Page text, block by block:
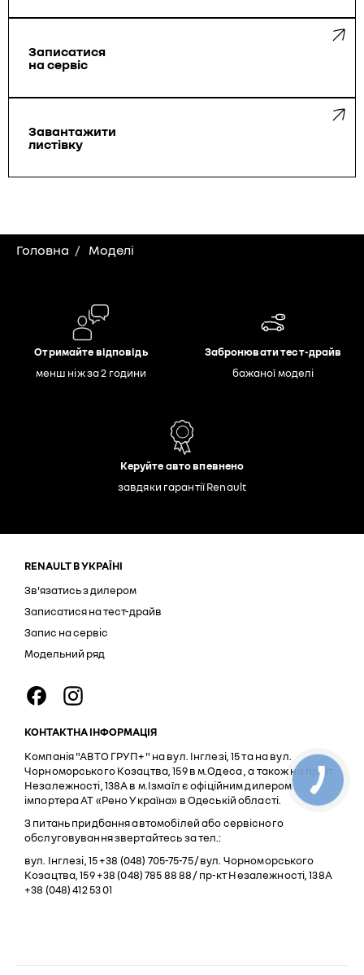
Записатися
на сервіс
Завантажити
листівку
Головна Моделі
Отримайте відповідь
менш ніж за 2 години
Забронювати тест-драйв
бажаної моделі
Керуйте авто впевнено
завдяки гарантії Renault
RENAULT В УКРАЇНІ
Зв'язатись з дилером
Записатися на тест-драйв
Запис на сервіс
Модельний ряд
КОНТАКТНА ІНФОРМАЦІЯ
Компанія "АВТО ГРУП+" на вул. Інглезі, 15 та на вул.
Чорноморського Козацтва, 159 в м.Одеса , а також на пр-кт
Незалежності, 138А в м.Ізмаїл є офіційним дилером
імпортера АТ «Рено Україна» в Одеській області.
З питань придбання автомобілей або сервісного
обслуговування звертайтесь за тел.:
вул. Інглезі, 15 +38 (048) 705-75-75 / вул. Чорноморського
Козацтва, 159 +38 (048) 785 88 88 / пр-кт Незалежності, 138А
+38 (048) 412 53 01